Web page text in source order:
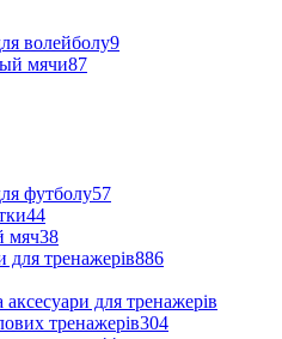
волейболу9
мячи87
футболу57
44
мяч38
для тренажерів886
для тренажерів
тренажерів304